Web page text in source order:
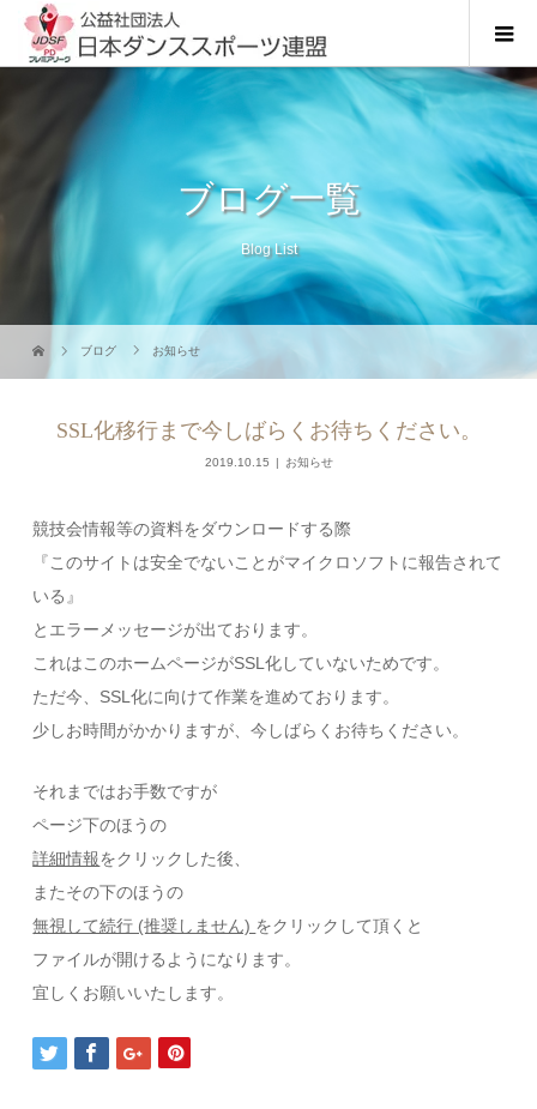
ブログ一覧
Blog List
ブログ お知らせ
SSL化移行まで今しばらくお待ちください。
2019.10.15 お知らせ
競技会情報等の資料をダウンロードする際
『このサイ トは安全でないことがマイクロソフトに報告されて
いる』
とエラーメッセージが出ております。
これはこのホームページがSSL化していないためです。
ただ今、SSL化に向けて作業を進めております。
少しお時間がかかりますが、今しばらくお待ちください。
それまではお手数ですが
ページ下のほうの
詳細情報をクリックした後、
またその下のほうの
無視して続行 (推奨しません) をクリックして頂くと
ファイルが開けるようになります。
宜しくお願いいたします。